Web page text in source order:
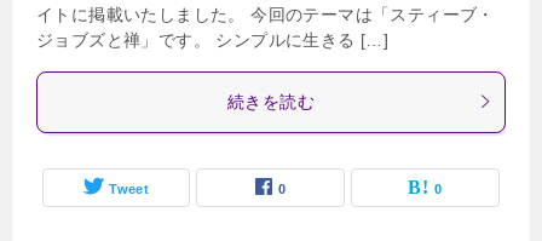
イトに掲載いたしました。 今回のテーマは「スティーブ・
ジョブズと禅」です。 シンプルに生きる […]
続きを読む
Tweet 0 0